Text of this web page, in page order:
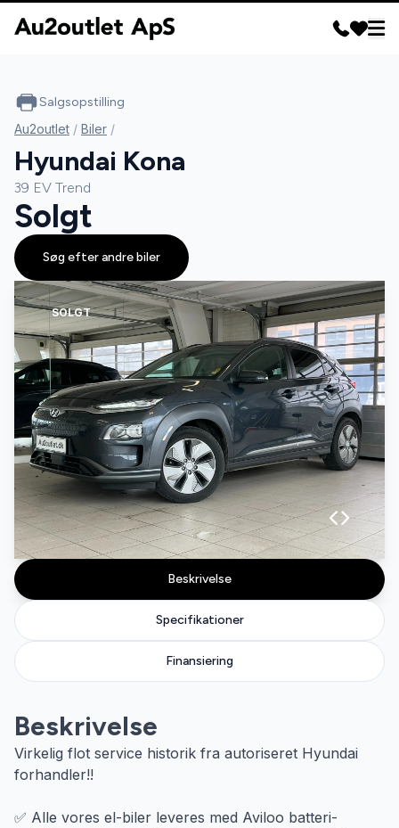
SOLGT
Specifikationer
Beskrivelse
Finansiering
Beskrivelse
Virkelig flot service historik fra autoriseret Hyundai
forhandler!!
✅ Alle vores el-biler leveres med Aviloo batteri-
Salgsopstilling
Au2outlet / Biler /
Hyundai Kona
39 EV Trend
Solgt
Søg efter andre biler